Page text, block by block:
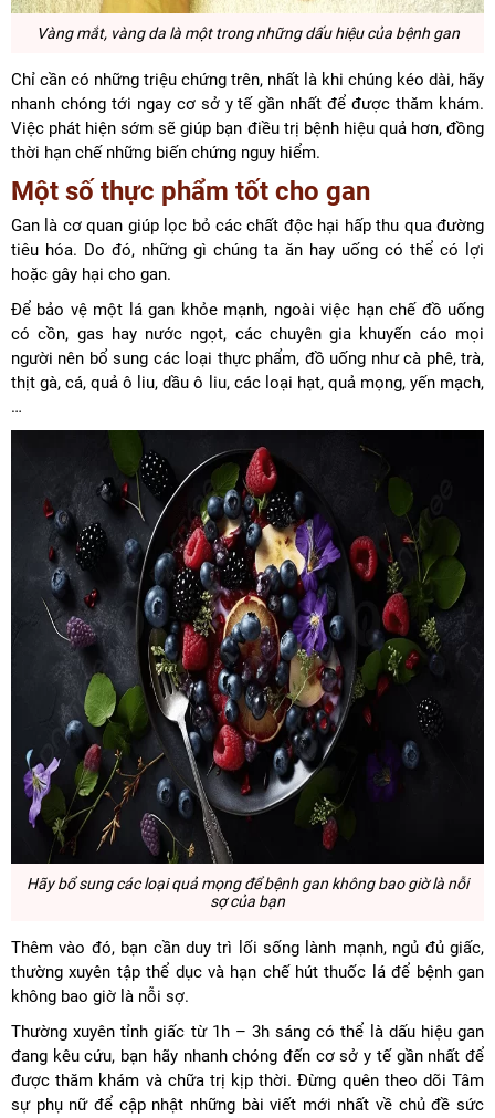
Vàng mắt, vàng da là một trong những dấu hiệu của bệnh gan
Chỉ cần có những triệu chứng trên, nhất là khi chúng kéo dài, hãy
nhanh chóng tới ngay cơ sở y tế gần nhất để được thăm khám.
Việc phát hiện sớm sẽ giúp bạn điều trị bệnh hiệu quả hơn, đồng
thời hạn chế những biến chứng nguy hiểm.
Một số thực phẩm tốt cho gan
Gan là cơ quan giúp lọc bỏ các chất độc hại hấp thu qua đường
tiêu hóa. Do đó, những gì chúng ta ăn hay uống có thể có lợi
hoặc gây hại cho gan.
Để bảo vệ một lá gan khỏe mạnh, ngoài việc hạn chế đồ uống
có cồn, gas hay nước ngọt, các chuyên gia khuyến cáo mọi
người nên bổ sung các loại thực phẩm, đồ uống như cà phê, trà,
thịt gà, cá, quả ô liu, dầu ô liu, các loại hạt, quả mọng, yến mạch,
…
Hãy bổ sung các loại quả mọng để bệnh gan không bao giờ là nỗi
sợ của bạn
Thêm vào đó, bạn cần duy trì lối sống lành mạnh, ngủ đủ giấc,
thường xuyên tập thể dục và hạn chế hút thuốc lá để bệnh gan
không bao giờ là nỗi sợ.
Thường xuyên tỉnh giấc từ 1h – 3h sáng có thể là dấu hiệu gan
đang kêu cứu, bạn hãy nhanh chóng đến cơ sở y tế gần nhất để
được thăm khám và chữa trị kịp thời. Đừng quên theo dõi Tâm
sự phụ nữ để cập nhật những bài viết mới nhất về chủ đề sức